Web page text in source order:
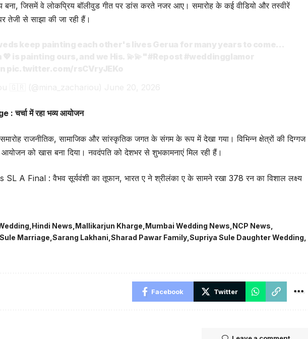
बना, जिसमें वे लोकप्रिय बॉलीवुड गीत पर डांस करते नजर आए। समारोह के कई वीडियो और तस्वीरें
तेजी से साझा की जा रही हैं।
चर्चा में रहा भव्य आयोजन
राजनीतिक, सामाजिक और सांस्कृतिक जगत के संगम के रूप में देखा गया। विभिन्न क्षेत्रों की दिग्गज
आयोजन को खास बना दिया। नवदंपति को देशभर से शुभकामनाएं मिल रही हैं।
A Final : वैभव सूर्यवंशी का तूफान, भारत ए ने श्रीलंका ए के सामने रखा 378 रन का विशाल लक्ष्य
Hindi News Mallikarjun Kharge Mumbai Wedding News NCP News
Marriage Sarang Lakhani Sharad Pawar Family Supriya Sule Daughter Wedding
Facebook Twitter